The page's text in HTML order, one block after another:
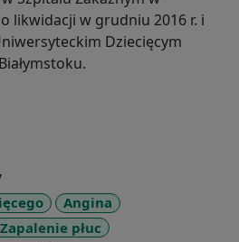
likwidacji w grudniu 2016 r. i
Dziecięcym
Angina
Zapalenie płuc